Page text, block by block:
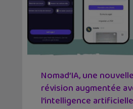
Nomad’IA, une
révision augmentée
l’intelligence